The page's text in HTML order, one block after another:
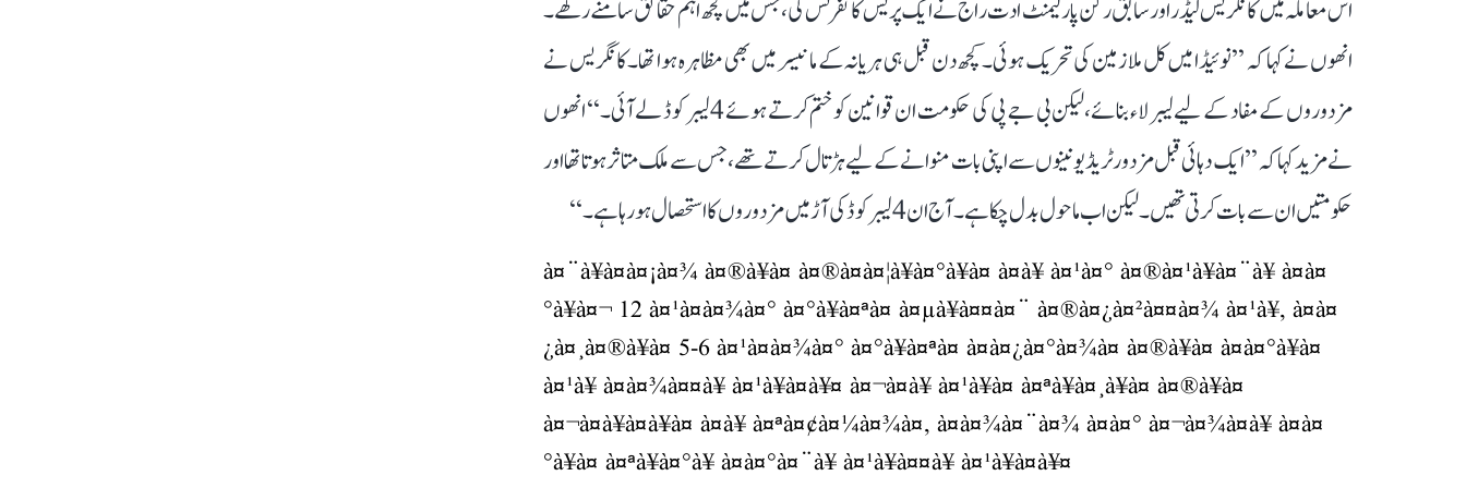
اس معاملہ میں کانگریس لیڈر اور سابق رکن پارلیمنٹ ادت راج نے ایک پریس کانفرنس کی، جس میں کچھ اہم حقائق سامنے رکھے۔
انھوں نے کہا کہ ’’نوئیڈا میں کل ملازمین کی تحریک ہوئی۔ کچھ دن قبل ہی ہریانہ کے مانیسر میں بھی مظاہرہ ہوا تھا۔ کانگریس نے
مزدوروں کے مفاد کے لیے لیبر لاء بنائے، لیکن بی جے پی کی حکومت ان قوانین کو ختم کرتے ہوئے 4 لیبر کوڈ لے آئی۔‘‘ انھوں
نے مزید کہا کہ ’’ایک دہائی قبل مزدور ٹریڈ یونینوں سے اپنی بات منوانے کے لیے ہڑتال کرتے تھے، جس سے ملک متاثر ہوتا تھا اور
حکومتیں ان سے بات کرتی تھیں۔ لیکن اب ماحول بدل چکا ہے۔ آج ان 4 لیبر کوڈ کی آڑ میں مزدوروں کا استحصال ہو رہا ہے۔‘‘
à¤¨à¥à¤à¤¡à¤¾ à¤®à¥à¤ à¤®à¤à¤¦à¥à¤°à¥à¤ à¤à¥ à¤¹à¤° à¤®à¤¹à¥à¤¨à¥ à¤à¤
°à¥à¤¬ 12 à¤¹à¤à¤¾à¤° à¤°à¥à¤ªà¤ à¤µà¥à¤¤à¤¨ à¤®à¤¿à¤²à¤¤à¤¾ à¤¹à¥, à¤à¤
¿à¤¸à¤®à¥à¤ 5-6 à¤¹à¤à¤¾à¤° à¤°à¥à¤ªà¤ à¤à¤¿à¤°à¤¾à¤ à¤®à¥à¤ à¤à¤°à¥à¤
à¤¹à¥ à¤à¤¾à¤¤à¥ à¤¹à¥à¤à¥¤ à¤¬à¤à¥ à¤¹à¥à¤ à¤ªà¥à¤¸à¥à¤ à¤®à¥à¤
à¤¬à¤à¥à¤à¥à¤ à¤à¥ à¤ªà¤¢à¤¼à¤¾à¤, à¤à¤¾à¤¨à¤¾ à¤à¤° à¤¬à¤¾à¤à¥ à¤à¤
°à¥à¤ à¤ªà¥à¤°à¥ à¤à¤°à¤¨à¥ à¤¹à¥à¤¤à¥ à¤¹à¥à¤à¥¤